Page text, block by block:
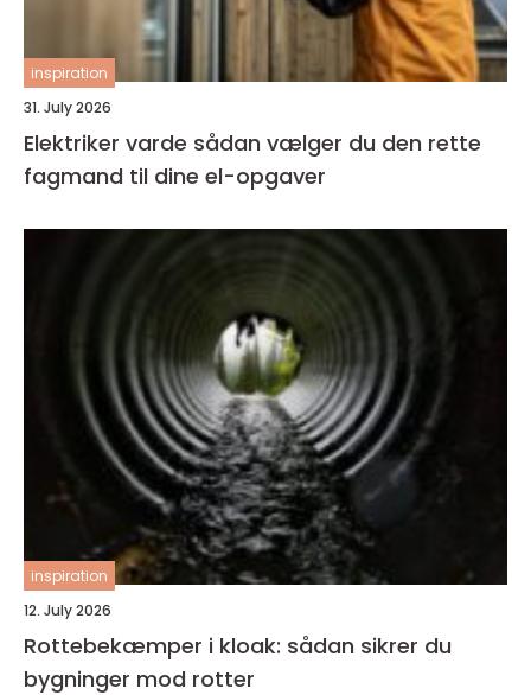
inspiration
31. July 2026
Elektriker varde sådan vælger du den rette
fagmand til dine el-opgaver
inspiration
12. July 2026
Rottebekæmper i kloak: sådan sikrer du
bygninger mod rotter